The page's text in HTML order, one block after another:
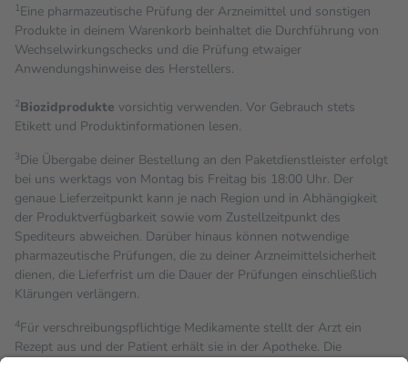
1Eine pharmazeutische Prüfung der Arzneimittel und sonstigen
Produkte in deinem Warenkorb beinhaltet die Durchführung von
Wechselwirkungschecks und die Prüfung etwaiger
Anwendungshinweise des Herstellers.
2Biozidprodukte vorsichtig verwenden. Vor Gebrauch stets
Etikett und Produktinformationen lesen.
3Die Übergabe deiner Bestellung an den Paketdienstleister erfolgt
bei uns werktags von Montag bis Freitag bis 18:00 Uhr. Der
genaue Lieferzeitpunkt kann je nach Region und in Abhängigkeit
der Produktverfügbarkeit sowie vom Zustellzeitpunkt des
Spediteurs abweichen. Darüber hinaus können notwendige
pharmazeutische Prüfungen, die zu deiner Arzneimittelsicherheit
dienen, die Lieferfrist um die Dauer der Prüfungen einschließlich
Klärungen verlängern.
4Für verschreibungspflichtige Medikamente stellt der Arzt ein
Rezept aus und der Patient erhält sie in der Apotheke. Die